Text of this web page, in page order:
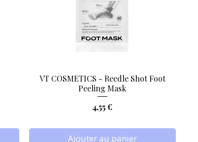
Aperçu rapide
VT COSMETICS - Reedle Shot Foot
Peeling Mask
Prix
4,55 €
Ajouter au panier